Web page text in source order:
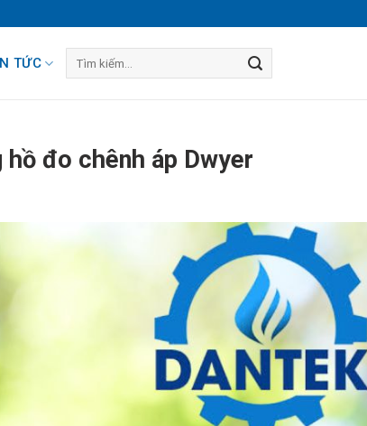
TỨC
đo chênh áp Dwyer